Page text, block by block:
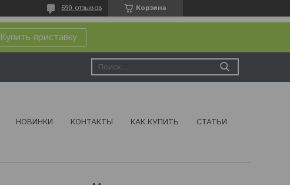
Корзина
690 отзывов
Купить приставку
НОВИНКИ КОНТАКТЫ КАК КУПИТЬ СТАТЬИ